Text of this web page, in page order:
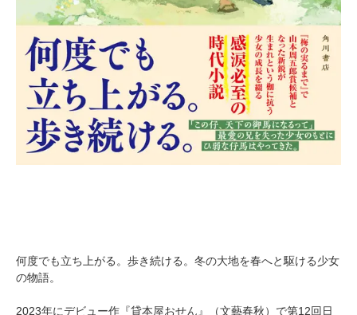
何度でも立ち上がる。歩き続ける。冬の大地を春へと駆ける少女
の物語。
2023年にデビュー作『貸本屋おせん』（文藝春秋）で第12回日